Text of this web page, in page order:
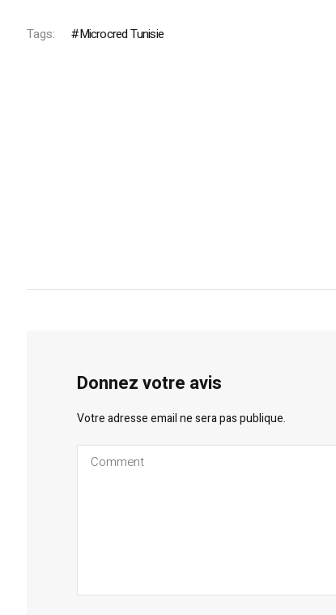
Tags: Microcred Tunisie
Donnez votre avis
Votre adresse email ne sera pas publique.